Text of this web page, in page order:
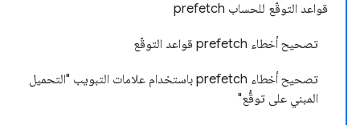
قواعد التوقّع للحساب prefetch
تصحيح أخطاء prefetch قواعد التوقّع
تصحيح أخطاء prefetch باستخدام علامات التبويب "التحميل
المبني على توقُّع"